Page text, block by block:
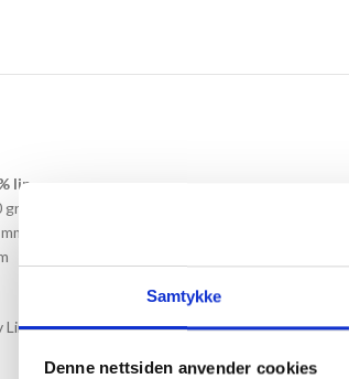
Samtykke
Denne nettsiden anvender cookies
lin
fra Sandnes Garn, så finner du utvalgetHER